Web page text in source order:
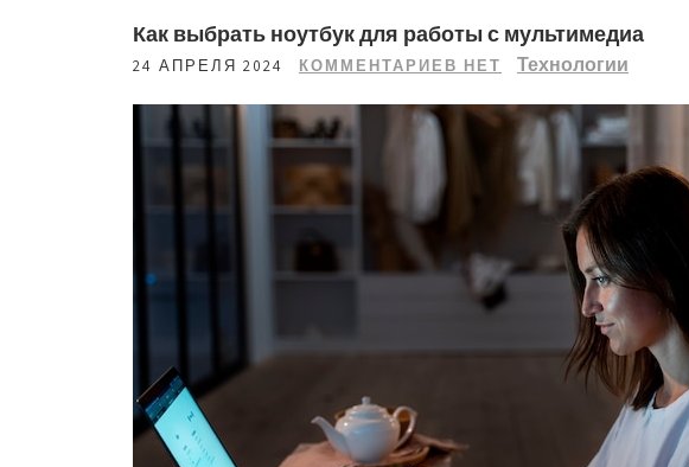
Как выбрать ноутбук для работы с мультимедиа
24 АПРЕЛЯ 2024 КОММЕНТАРИЕВ НЕТ Технологии